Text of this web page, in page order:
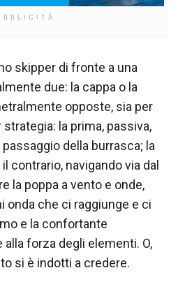
skipper di fronte a una
due: la cappa o la
opposte, sia per
la prima, passiva,
della burrasca; la
contrario, navigando via dal
la poppa a vento e onde,
onda che ci raggiunge e ci
e la confortante
forza degli elementi. O,
si è indotti a credere.